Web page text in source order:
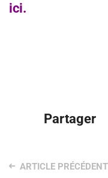
ici.